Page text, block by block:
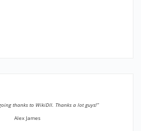
thanks to WikiDll. Thanks a lot guys!”
Alex James